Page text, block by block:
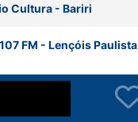
Cultura- Bariri
FM - Lençóis Paulista